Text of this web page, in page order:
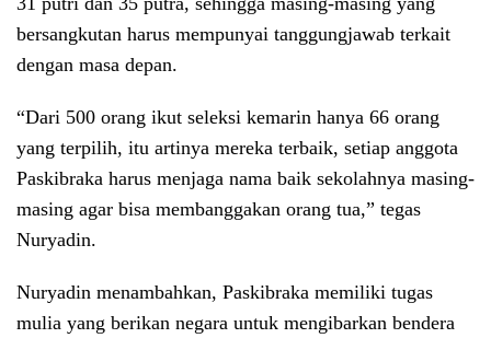
bersangkutan harus mempunyai tanggungjawab terkait
dengan masa depan.
“Dari 500 orang ikut seleksi kemarin hanya 66 orang
yang terpilih, itu artinya mereka terbaik, setiap anggota
Paskibraka harus menjaga nama baik sekolahnya masing-
masing agar bisa membanggakan orang tua,” tegas
Nuryadin.
Nuryadin menambahkan, Paskibraka memiliki tugas
mulia yang berikan negara untuk mengibarkan bendera